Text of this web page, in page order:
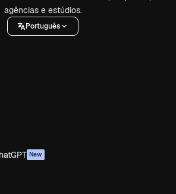
agências e estúdios.
Português
New